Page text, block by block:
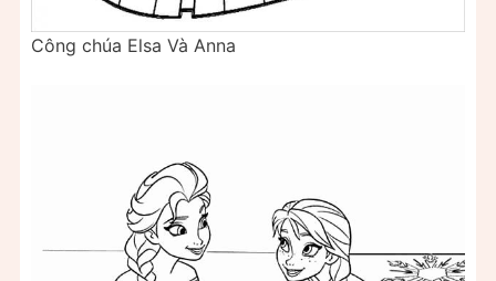
Công chúa Elsa Và Anna